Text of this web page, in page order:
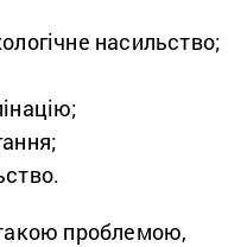
насильство;
проблемою,